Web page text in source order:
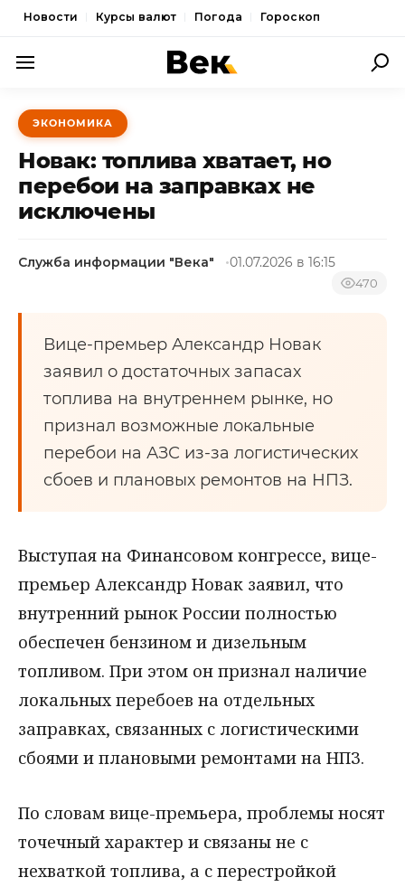
Новости Курсы валют Погода Гороскоп
ПОЛИТИКА
ЭКОНОМИКА
ОБЩЕСТВО
СПОРТ
ЭКОНОМИКА
Новак: топлива хватает, но
перебои на заправках не
исключены
Служба информации "Века" 01.07.2026 в 16:15
470
Вице-премьер Александр Новак
заявил о достаточных запасах
топлива на внутреннем рынке, но
признал возможные локальные
перебои на АЗС из-за логистических
сбоев и плановых ремонтов на НПЗ.
Выступая на Финансовом конгрессе, вице-
премьер Александр Новак заявил, что
внутренний рынок России полностью
обеспечен бензином и дизельным
топливом. При этом он признал наличие
локальных перебоев на отдельных
заправках, связанных с логистическими
сбоями и плановыми ремонтами на НПЗ.
По словам вице-премьера, проблемы носят
точечный характер и связаны не с
нехваткой топлива, а с перестройкой